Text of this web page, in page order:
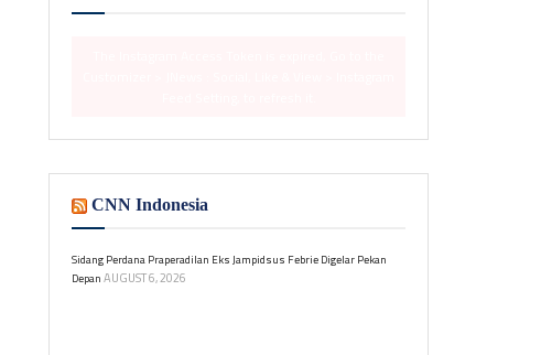
CNN Indonesia
Sidang Perdana Praperadilan Eks Jampidsus Febrie Digelar Pekan
DepanAUGUST 6, 2026